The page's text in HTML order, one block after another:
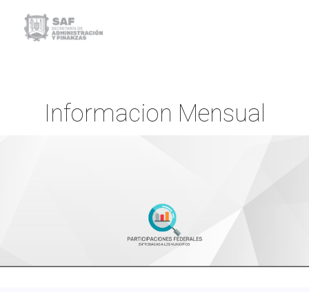
Informacion Mensual